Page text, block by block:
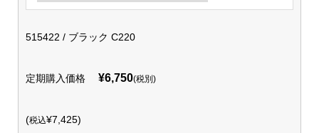
515422 / ブラック C220
定期購入価格 ¥6,750(税別)
(税込¥7,425)